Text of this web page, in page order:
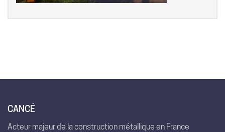
CANCÉ
Acteur majeur de la construction métallique en France